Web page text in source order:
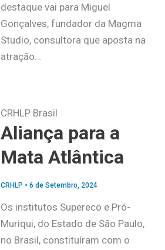
destaque vai para Miguel
Gonçalves, fundador da Magma
Studio, consultora que aposta na
atração…
CRHLP Brasil
Aliança para a
Mata Atlântica
CRHLP • 6 de Setembro, 2024
Os institutos Supereco e Pró-
Muriqui, do Estado de São Paulo,
no Brasil, constituíram com o